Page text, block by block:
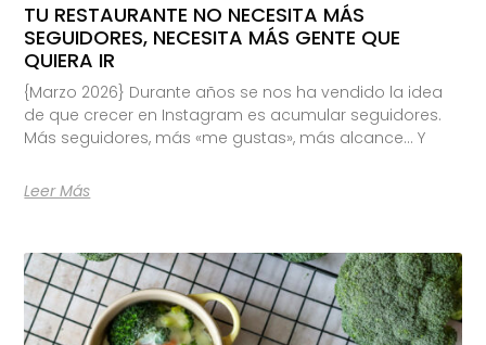
TU RESTAURANTE NO NECESITA MÁS
SEGUIDORES, NECESITA MÁS GENTE QUE
QUIERA IR
{Marzo 2026} Durante años se nos ha vendido la idea
de que crecer en Instagram es acumular seguidores.
Más seguidores, más «me gustas», más alcance… Y
Leer Más